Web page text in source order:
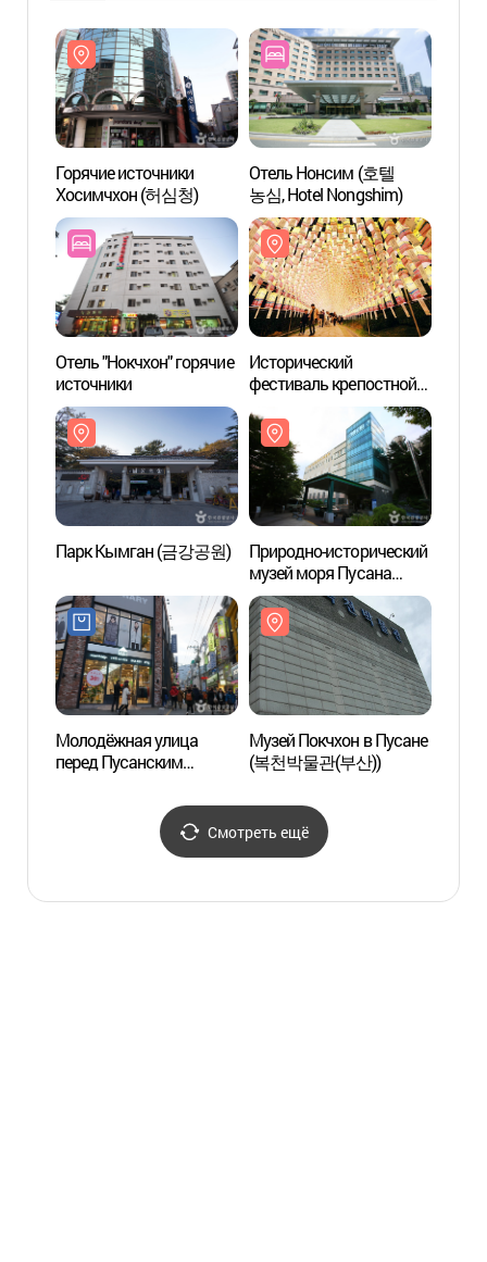
Горячие источники
Хосимчхон (허심청)
Отель Нонсим (호텔
농심, Hotel Nongshim)
Отель "Нокчхон" горячие
источники
Исторический
фестиваль крепостной
стены Тоннэыпсон
(동래읍성역사축제)
Парк Кымган (금강공원)
Природно-исторический
музей моря Пусана
(부산해양자연사박물관)
Молодёжная улица
перед Пусанским
(부산대학교 앞 젊음의
Музей Покчхон в Пусане
(복천박물관(부산))
Смотреть ещё